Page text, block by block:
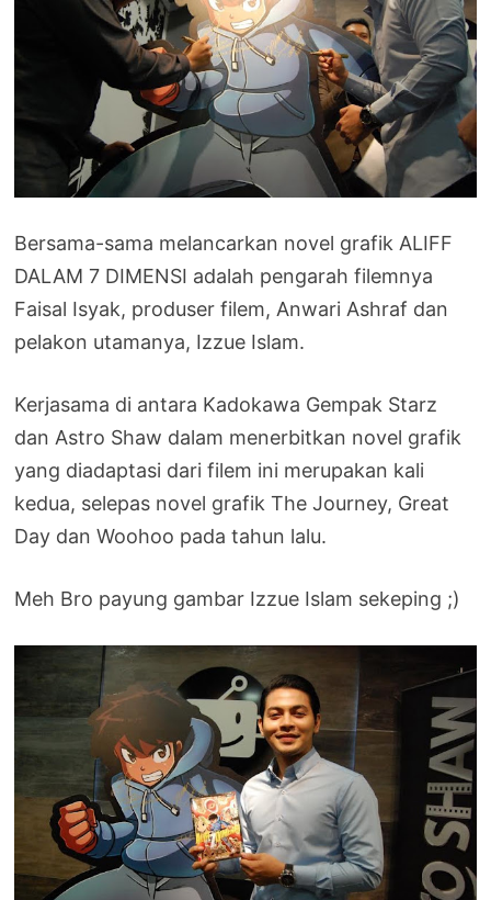
Bersama-sama melancarkan novel grafik ALIFF
DALAM 7 DIMENSI adalah pengarah filemnya
Faisal Isyak, produser filem, Anwari Ashraf dan
pelakon utamanya, Izzue Islam.
Kerjasama di antara Kadokawa Gempak Starz
dan Astro Shaw dalam menerbitkan novel grafik
yang diadaptasi dari filem ini merupakan kali
kedua, selepas novel grafik The Journey, Great
Day dan Woohoo pada tahun lalu.
Meh Bro payung gambar Izzue Islam sekeping ;)